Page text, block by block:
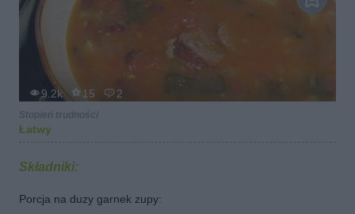
9.2k 15 2
Łatwy
Składniki:
Porcja na duzy garnek zupy: